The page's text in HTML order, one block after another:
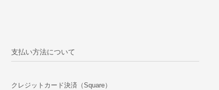
支払い方法について
クレジットカード決済（Square）